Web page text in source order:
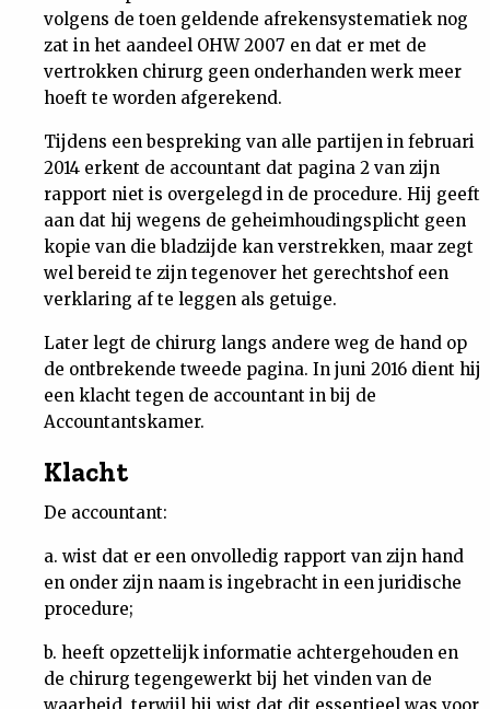
volgens de toen geldende afrekensystematiek nog
zat in het aandeel OHW 2007 en dat er met de
vertrokken chirurg geen onderhanden werk meer
hoeft te worden afgerekend.
Tijdens een bespreking van alle partijen in februari
2014 erkent de accountant dat pagina 2 van zijn
rapport niet is overgelegd in de procedure. Hij geeft
aan dat hij wegens de geheimhoudingsplicht geen
kopie van die bladzijde kan verstrekken, maar zegt
wel bereid te zijn tegenover het gerechtshof een
verklaring af te leggen als getuige.
Later legt de chirurg langs andere weg de hand op
de ontbrekende tweede pagina. In juni 2016 dient hij
een klacht tegen de accountant in bij de
Accountantskamer.
Klacht
De accountant:
a. wist dat er een onvolledig rapport van zijn hand
en onder zijn naam is ingebracht in een juridische
procedure;
b. heeft opzettelijk informatie achtergehouden en
de chirurg tegengewerkt bij het vinden van de